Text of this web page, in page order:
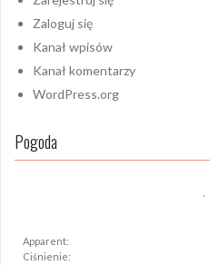
Zaloguj się
Kanał wpisów
Kanał komentarzy
WordPress.org
Pogoda
Apparent:
Ciśnienie: